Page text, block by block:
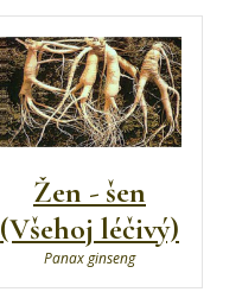
Žen - šen
(Všehoj léčivý)
Panax ginseng